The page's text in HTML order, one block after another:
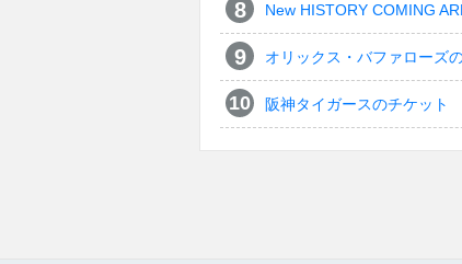
New HISTORY COMING
オリックス・バファローズ
阪神タイガースのチケット